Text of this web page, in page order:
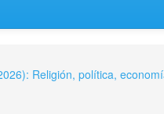
Religión, política,